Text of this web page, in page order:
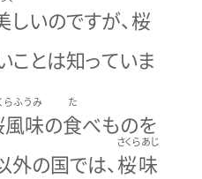
しいのですが、桜
ことは知っていま
風味
らふうみ
の食
た
べものを
外の国では、桜味
さくらあじ